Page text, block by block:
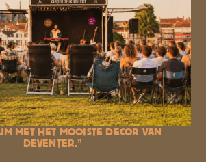
MET HET MOOISTE DECOR VAN
DEVENTER.”